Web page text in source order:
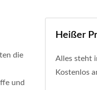
die
und
Heißer
Alles steht
Kostenlos